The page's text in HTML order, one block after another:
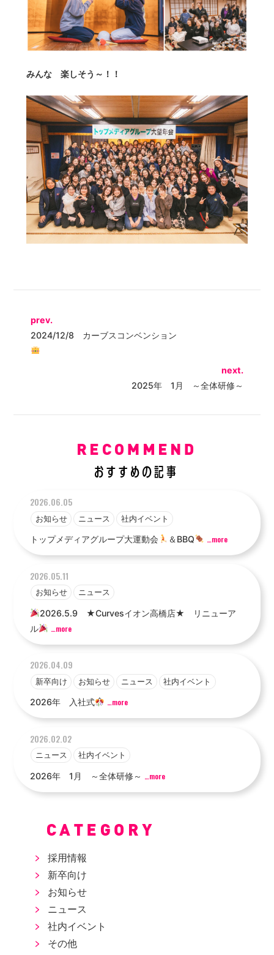
みんな 楽しそう～！！
prev.
2024/12/8 カーブスコンベンション
next.
2025年 1月 ～全体研修～
2026.06.05
お知らせ ニュース 社内イベント
トップメディアグループ大運動会 ＆BBQ …more
2026.05.11
お知らせ ニュース
2026.5.9 ★Curvesイオン高橋店★ リニューア
ル
…more
2026.04.09
新卒向け お知らせ ニュース 社内イベント
2026年 入社式 …more
2026.02.02
ニュース 社内イベント
2026年 1月 ～全体研修～ …more
採用情報
新卒向け
お知らせ
ニュース
社内イベント
その他